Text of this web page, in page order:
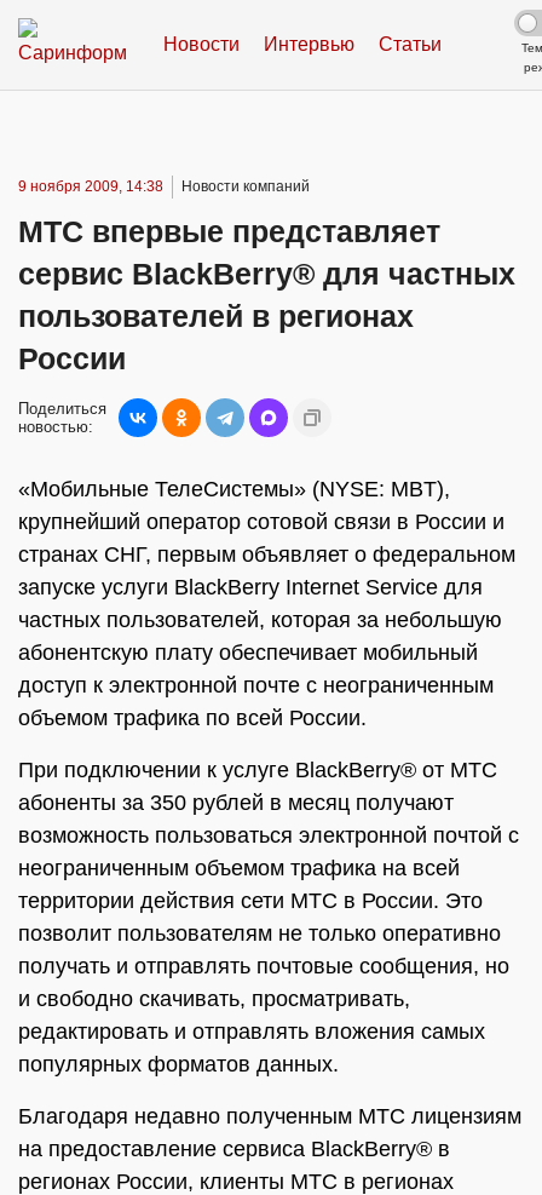
Новости Интервью Статьи
9 ноября 2009, 14:38 Новости компаний
МТС впервые представляет
сервис BlackBerry® для частных
пользователей в регионах
России
Поделиться
новостью:
«Мобильные ТелеСистемы» (NYSE: MBT),
крупнейший оператор сотовой связи в России и
странах СНГ, первым объявляет о федеральном
запуске услуги BlackBerry Internet Service для
частных пользователей, которая за небольшую
абонентскую плату обеспечивает мобильный
доступ к электронной почте с неограниченным
объемом трафика по всей России.
При подключении к услуге BlackBerry® от МТС
абоненты за 350 рублей в месяц получают
возможность пользоваться электронной почтой с
неограниченным объемом трафика на всей
территории действия сети МТС в России. Это
позволит пользователям не только оперативно
получать и отправлять почтовые сообщения, но
и свободно скачивать, просматривать,
редактировать и отправлять вложения самых
популярных форматов данных.
Благодаря недавно полученным МТС лицензиям
на предоставление сервиса BlackBerry® в
регионах России, клиенты МТС в регионах